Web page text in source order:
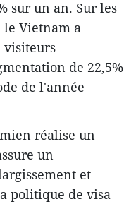
sur un an. Sur les
le Vietnam a
visiteurs
de 22,5%
de l'année
réalise un
un
et
politique de visa